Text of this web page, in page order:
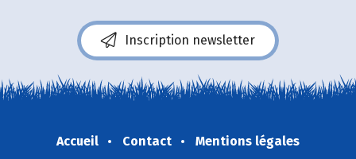
Inscription newsletter
Accueil Contact
Mentions légales